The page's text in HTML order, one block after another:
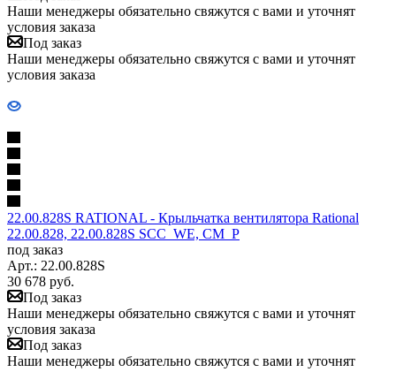
Наши менеджеры обязательно свяжутся с вами и уточнят
условия заказа
Под заказ
Наши менеджеры обязательно свяжутся с вами и уточнят
условия заказа
22.00.828S RATIONAL - Крыльчатка вентилятора Rational
22.00.828, 22.00.828S SCC_WE, CM_P
под заказ
Арт.: 22.00.828S
30 678 руб.
Под заказ
Наши менеджеры обязательно свяжутся с вами и уточнят
условия заказа
Под заказ
Наши менеджеры обязательно свяжутся с вами и уточнят